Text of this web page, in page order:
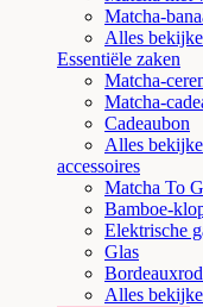
Matcha-
Alles
Essentiële zaken
Matcha-
Matcha-
Cadeaubon
Alles
accessoires
Matcha To
Bamboe-
Elektrische
Glas
Alles